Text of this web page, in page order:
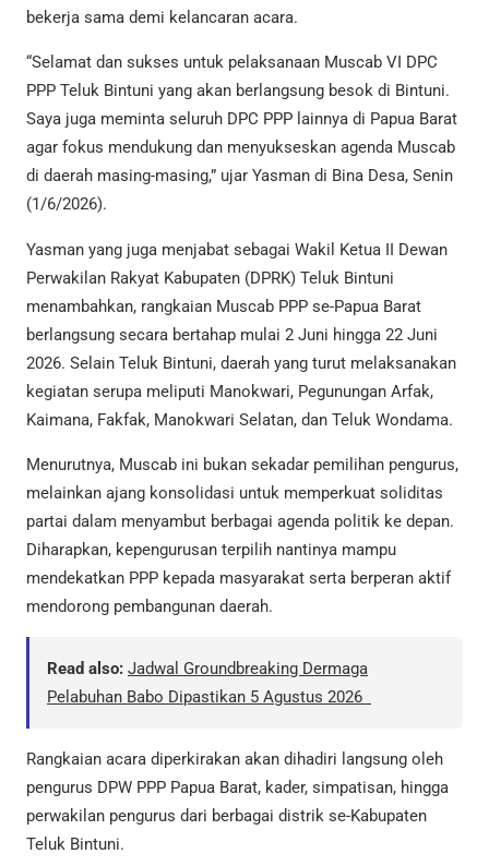
bekerja sama demi kelancaran acara.
“Selamat dan sukses untuk pelaksanaan Muscab VI DPC
PPP Teluk Bintuni yang akan berlangsung besok di Bintuni.
Saya juga meminta seluruh DPC PPP lainnya di Papua Barat
agar fokus mendukung dan menyukseskan agenda Muscab
di daerah masing-masing,” ujar Yasman di Bina Desa, Senin
(1/6/2026).
Yasman yang juga menjabat sebagai Wakil Ketua II Dewan
Perwakilan Rakyat Kabupaten (DPRK) Teluk Bintuni
menambahkan, rangkaian Muscab PPP se-Papua Barat
berlangsung secara bertahap mulai 2 Juni hingga 22 Juni
2026. Selain Teluk Bintuni, daerah yang turut melaksanakan
kegiatan serupa meliputi Manokwari, Pegunungan Arfak,
Kaimana, Fakfak, Manokwari Selatan, dan Teluk Wondama.
Menurutnya, Muscab ini bukan sekadar pemilihan pengurus,
melainkan ajang konsolidasi untuk memperkuat soliditas
partai dalam menyambut berbagai agenda politik ke depan.
Diharapkan, kepengurusan terpilih nantinya mampu
mendekatkan PPP kepada masyarakat serta berperan aktif
mendorong pembangunan daerah.
Read also: Jadwal Groundbreaking Dermaga
Pelabuhan Babo Dipastikan 5 Agustus 2026
Rangkaian acara diperkirakan akan dihadiri langsung oleh
pengurus DPW PPP Papua Barat, kader, simpatisan, hingga
perwakilan pengurus dari berbagai distrik se-Kabupaten
Teluk Bintuni.